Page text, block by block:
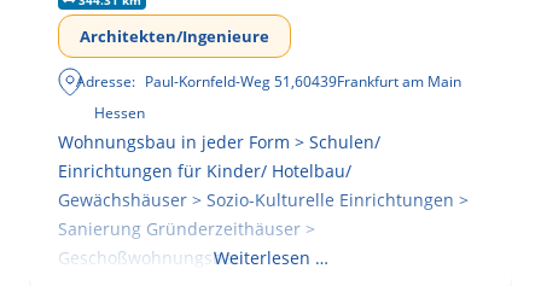
Architekten/Ingenieure
Adresse: Paul-Kornfeld-Weg 51,60439Frankfurt am Main
Hessen
Wohnungsbau in jeder Form > Schulen/
Einrichtungen für Kinder/ Hotelbau/
Gewächshäuser > Sozio-Kulturelle Einrichtungen >
Sanierung Gründerzeithäuser >
GeschoßwohnungsbauWeiterlesen …